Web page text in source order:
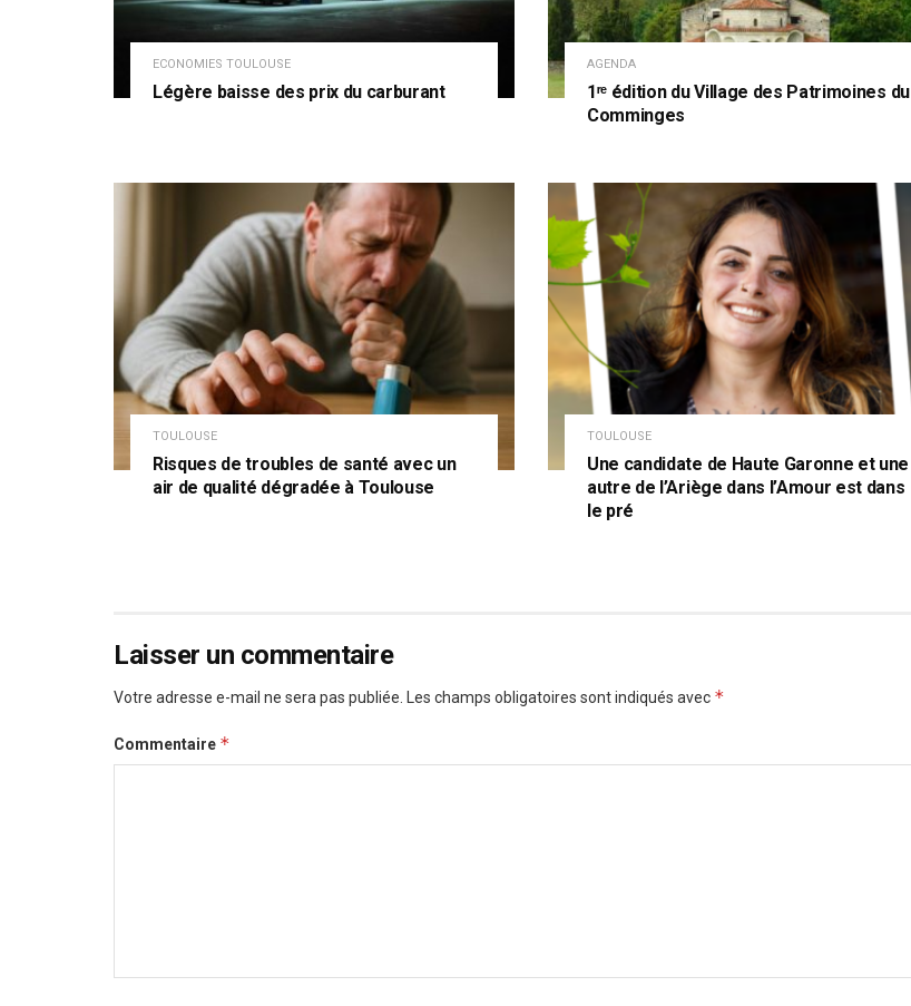
ECONOMIES TOULOUSE
Légère baisse des prix du carburant
AGENDA
1ʳᵉ édition du Village des Patrimoines du
Comminges
TOULOUSE
Risques de troubles de santé avec un
air de qualité dégradée à Toulouse
TOULOUSE
Une candidate de Haute Garonne et une
autre de l’Ariège dans l’Amour est dans
le pré
Laisser un commentaire
Votre adresse e-mail ne sera pas publiée. Les champs obligatoires sont indiqués avec *
Commentaire *